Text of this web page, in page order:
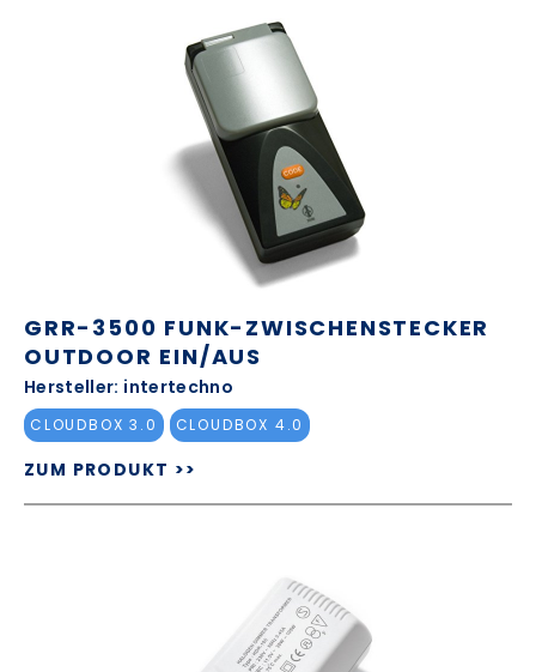
GRR-3500 FUNK-ZWISCHENSTECKER
OUTDOOR EIN/AUS
Hersteller: intertechno
CLOUDBOX 3.0 CLOUDBOX 4.0
ZUM PRODUKT >>